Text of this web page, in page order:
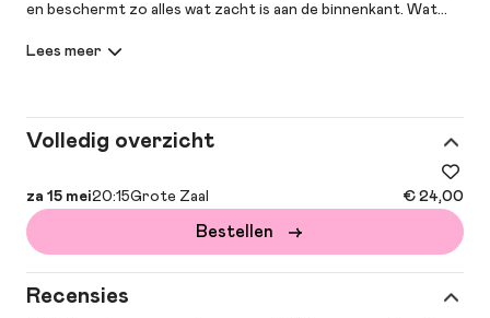
en beschermt zo alles wat zacht is aan de binnenkant. Wat
doodnormale dagelijkse gebeurtenissen? Dan kom je toch
Volledig overzicht
za 15 mei20:15Grote Zaal € 24,00
Bestellen
Recensies